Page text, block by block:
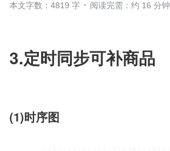
本文字数：4819 字
阅读完需：约 16 分钟
3.定时同步可补商品
(1)时序图